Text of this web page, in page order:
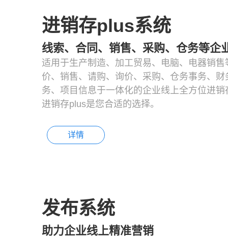
进销存plus系统
线索、合同、销售、采购、仓务等企
适用于生产制造、加工贸易、电脑、电器销
价、销售、请购、询价、采购、仓务事务、
务、项目信息于一体化的企业线上全方位进
进销存plus是您合适的选择。
详情
发布系统
助力企业线上精准营销